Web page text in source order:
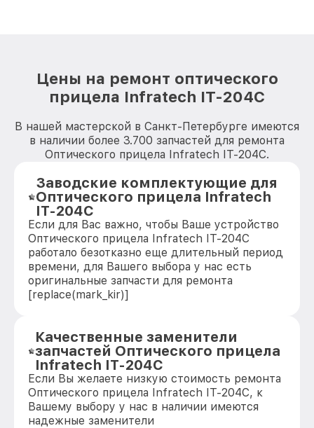
Цены на ремонт оптического
прицела Infratech IT-204C
В нашей мастерской в Санкт-Петербурге имеются
в наличии более 3.700 запчастей для ремонта
Оптического прицела Infratech IT-204C.
Заводские комплектующие для
Оптического прицела Infratech
IT-204C
Если для Вас важно, чтобы Ваше устройство
Оптического прицела Infratech IT-204C
работало безотказно еще длительный период
времени, для Вашего выбора у нас есть
оригинальные запчасти для ремонта
[replace(mark_kir)]
Качественные заменители
запчастей Оптического прицела
Infratech IT-204C
Если Вы желаете низкую стоимость ремонта
Оптического прицела Infratech IT-204C, к
Вашему выбору у нас в наличии имеются
надежные заменители